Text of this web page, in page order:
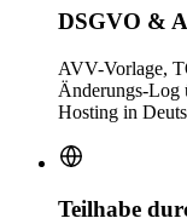
DSGVO &
AVV-Vorlage,
Änderungs-Log
Hosting in
Teilhabe